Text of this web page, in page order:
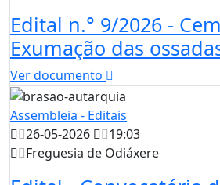
Edital n.° 9/2026 -
Exumação das
Ver documento
Assembleia - Editais
26-05-2026
19:03
Freguesia de Odiáxere